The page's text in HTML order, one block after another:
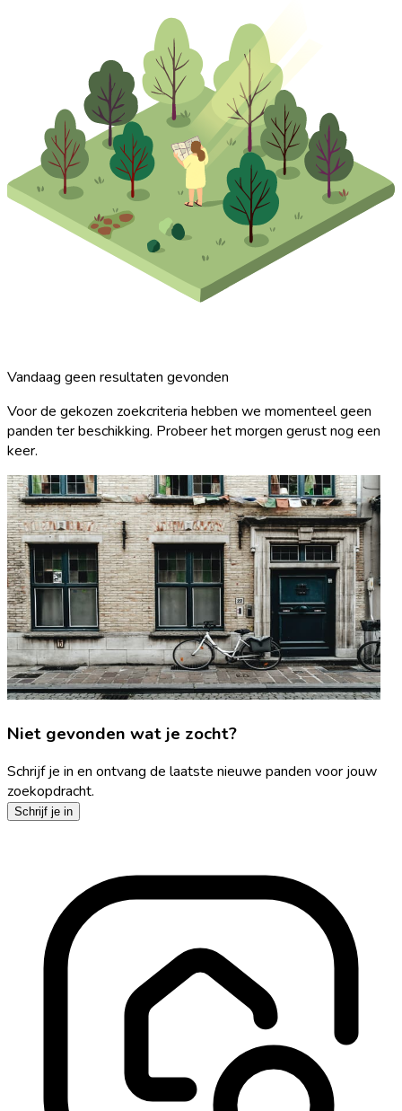
Vandaag geen resultaten gevonden
Voor de gekozen zoekcriteria hebben we momenteel geen
panden ter beschikking. Probeer het morgen gerust nog een
keer.
Niet gevonden wat je zocht?
Schrijf je in en ontvang de laatste nieuwe panden voor jouw
zoekopdracht.
Schrijf je in